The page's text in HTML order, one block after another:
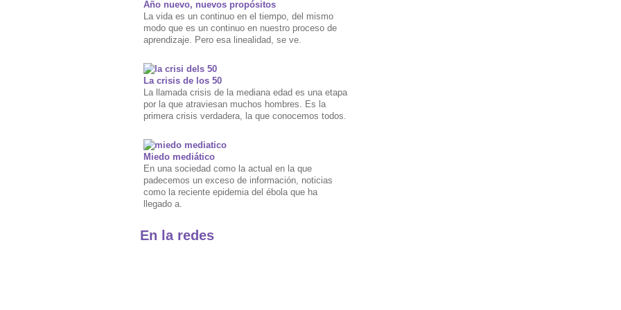
Año nuevo, nuevos propósitos
La vida es un continuo en el tiempo, del mismo
modo que es un continuo en nuestro proceso de
aprendizaje. Pero esa linealidad, se ve.
La crisis de los 50
La llamada crisis de la mediana edad es una etapa
por la que atraviesan muchos hombres. Es la
primera crisis verdadera, la que conocemos todos.
Miedo mediático
En una sociedad como la actual en la que
padecemos un exceso de información, noticias
como la reciente epidemia del ébola que ha
llegado a.
En la redes